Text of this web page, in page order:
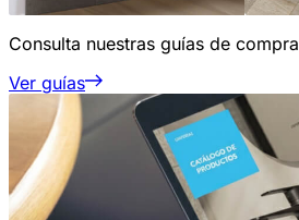
Consulta nuestras guías de compra
Ver guías